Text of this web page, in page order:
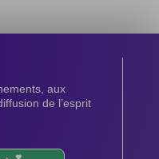
aux
de l’esprit